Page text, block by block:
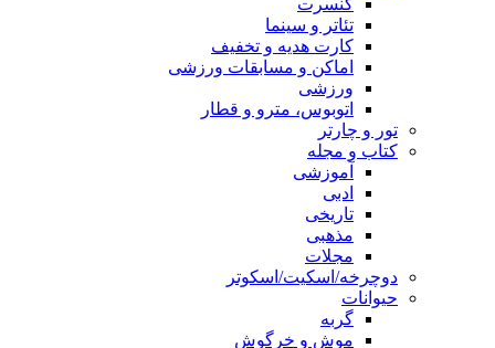
کنسرت
تئاتر و سینما
کارت هدیه و تخفیف
اماکن و مسابقات ورزشی
ورزشی
اتوبوس، مترو و قطار
تور و چارتر
کتاب و مجله
آموزشی
ادبی
تاریخی
مذهبی
مجلات
دوچرخه/اسکیت/اسکوتر
حیوانات
گربه
موش و خرگوش